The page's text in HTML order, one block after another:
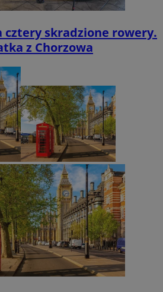
cztery skradzione rowery.
z Chorzowa